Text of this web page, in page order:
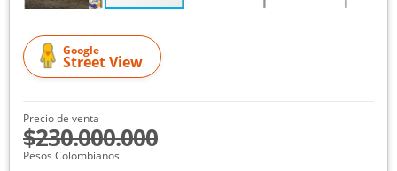
Google
Street View
Precio de venta
$230.000.000
Pesos Colombianos